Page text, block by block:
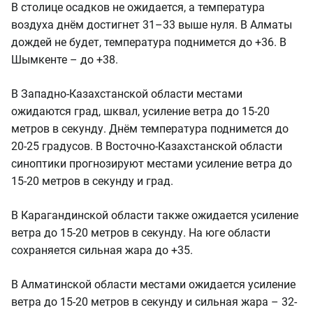
В столице осадков не ожидается, а температура
воздуха днём достигнет 31–33 выше нуля. В Алматы
дождей не будет, температура поднимется до +36. В
Шымкенте – до +38.
В Западно-Казахстанской области местами
ожидаются град, шквал, усиление ветра до 15-20
метров в секунду. Днём температура поднимется до
20-25 градусов. В Восточно-Казахстанской области
синоптики прогнозируют местами усиление ветра до
15-20 метров в секунду и град.
В Карагандинской области также ожидается усиление
ветра до 15-20 метров в секунду. На юге области
сохраняется сильная жара до +35.
В Алматинской области местами ожидается усиление
ветра до 15-20 метров в секунду и сильная жара – 32-